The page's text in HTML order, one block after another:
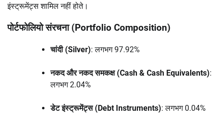
इंस्ट्रूमेंट्स शामिल नहीं होते।
पोर्टफोलियो संरचना (Portfolio Composition)
चांदी (Silver): लगभग 97.92%
नकद और नकद समकक्ष (Cash & Cash Equivalents):
लगभग 2.04%
डेट इंस्ट्रूमेंट्स (Debt Instruments): लगभग 0.04%